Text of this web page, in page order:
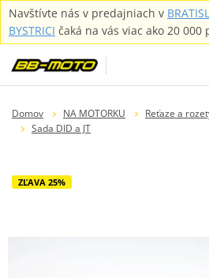
Navštívte nás v predajniach v
BYSTRICI čaká na vás viac ako 20 000
Domov NA MOTORKU Reťaze a
Sada DID a JT
ZĽAVA 25%